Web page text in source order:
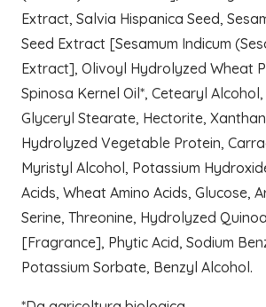
Extract, Salvia Hispanica Seed,
Seed Extract [Sesamum Indicum
Extract], Olivoyl Hydrolyzed Wheat
Spinosa Kernel Oil*, Cetearyl
Glyceryl Stearate, Hectorite, Xanthan
Hydrolyzed Vegetable Protein,
Myristyl Alcohol, Potassium
Acids, Wheat Amino Acids, Glucose,
Serine, Threonine, Hydrolyzed
[Fragrance], Phytic Acid, Sodium
Potassium Sorbate, Benzyl Alcohol.